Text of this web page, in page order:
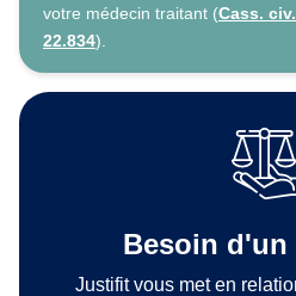
votre médecin traitant (Cass.
22.834).
Besoin d'un
Justifit vous met en